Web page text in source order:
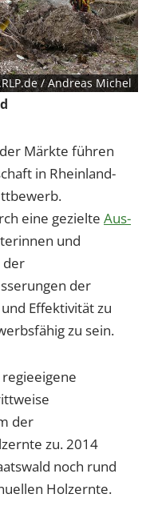
/ Andreas Michel
Märkte führen
in Rheinland-
eine gezielte Aus-
und
der
der
Effektivität zu
zu sein.
der
zu. 2014
noch rund
Holzernte.